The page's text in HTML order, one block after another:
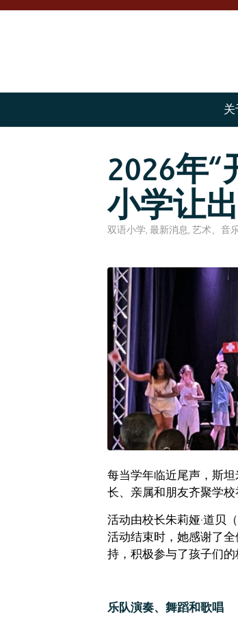
关
2026年
小学让
双语小学, 最新消息, 艺术、音
每当学年临近尾声，斯
长、亲属和朋友齐聚学
活动由校长朱莉娅·道贝
活动结束时，她感谢了
持，积极参与了孩子们的
乐队演奏、舞蹈和歌唱